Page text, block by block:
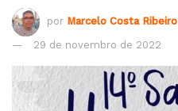
por Marcelo Costa Ribeiro
29 de novembro de 2022